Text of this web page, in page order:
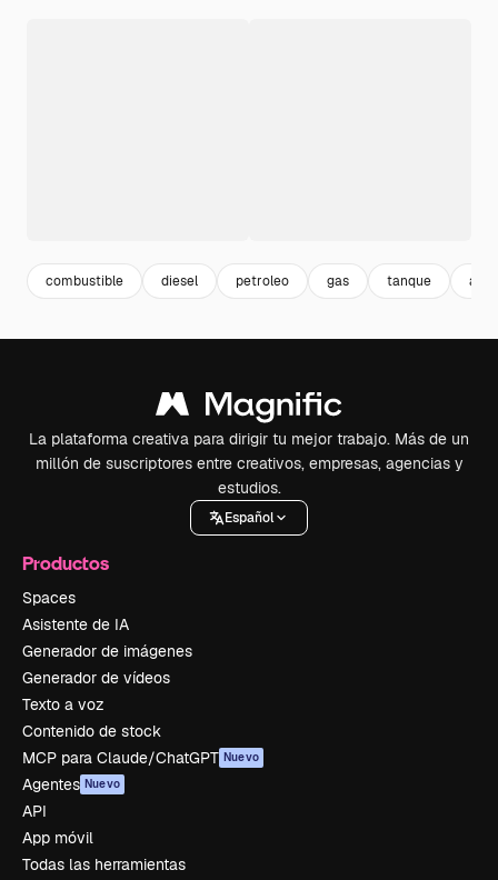
combustible diesel petroleo gas tanque auto
La plataforma creativa para dirigir tu mejor trabajo. Más de un
millón de suscriptores entre creativos, empresas, agencias y
estudios.
Español
Productos
Spaces
Asistente de IA
Generador de imágenes
Generador de vídeos
Texto a voz
Contenido de stock
MCP para Claude/ChatGPT Nuevo
Agentes Nuevo
API
App móvil
Todas las herramientas